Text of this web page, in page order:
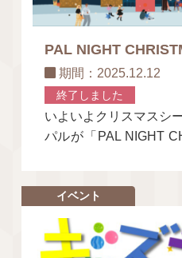
PAL NIGHT
期間：2025.12.12
終了しました
いよいよクリスマスシ
パルが「PAL NIGHT
イベント